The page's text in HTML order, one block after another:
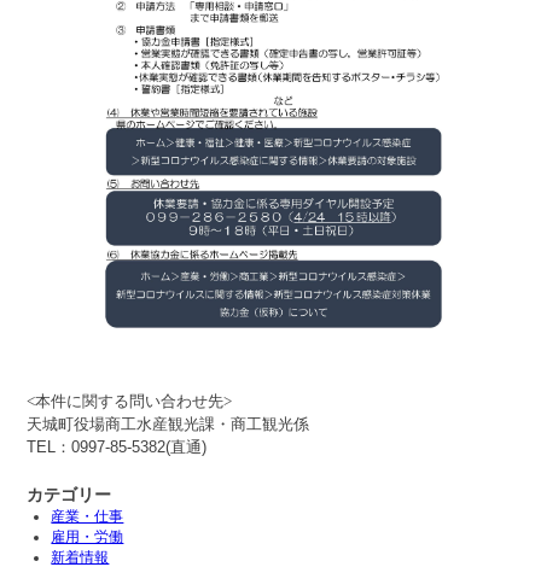
<本件に関する問い合わせ先>
天城町役場商工水産観光課・商工観光係
TEL：0997-85-5382(直通)
カテゴリー
産業・仕事
雇用・労働
新着情報